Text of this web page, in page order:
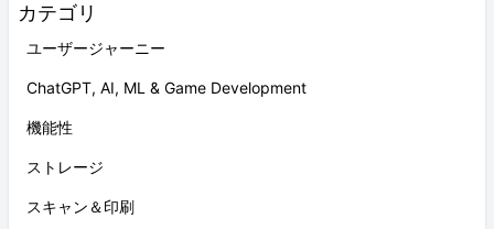
カテゴリ
ユーザージャーニー
ChatGPT, AI, ML & Game Development
機能性
ストレージ
スキャン＆印刷